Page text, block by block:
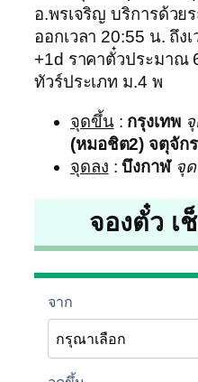
อ.พรเจริญ บริการด้วย
ออกเวลา 20:55 น. ถึง
+1d ราคาตั๋วประมาณ
ทัวร์ประเภท ม.4 พ
จุดขึ้น: กรุงเทพ
(หมอชิต2) จตุจักร
จุดลง :บึงกาฬ จุ
จองตั๋ว เ